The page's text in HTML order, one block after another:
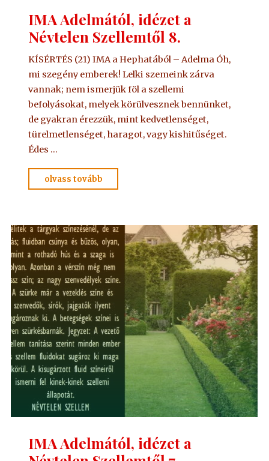
IMA Adelmától, idézet a
Névtelen Szellemtől 8.
KÍSÉRTÉS (21) IMA a Hephatából – Adelma Óh,
mi szegény emberek! Lelki szemeink zárva
vannak; nem ismerjük föl a szellemi
befolyásokat, melyek körülvesznek bennünket,
de gyakran érezzük, mint kedvetlenséget,
türelmetlenséget, haragot, vagy kishitűséget.
Édes …
olvass tovább
Adelmától,
a
Névtelen
Szellemtől
8."
IMA Adelmától, idézet a